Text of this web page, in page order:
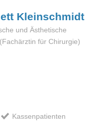
Kleinschmidt
und Ästhetische
für Chirurgie)
Kassenpatienten